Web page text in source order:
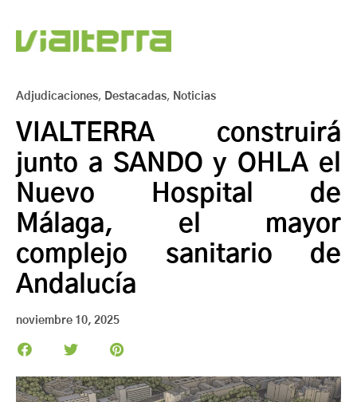
Adjudicaciones, Destacadas, Noticias
VIALTERRA construirá
junto a SANDO y OHLA el
Nuevo Hospital de
Málaga, el mayor
complejo sanitario de
Andalucía
noviembre 10, 2025